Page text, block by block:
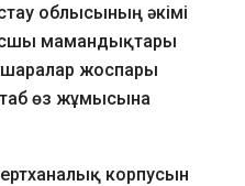
облысының әкімі
мамандықтары
шаралар жоспары
өз жұмысына
корпусын